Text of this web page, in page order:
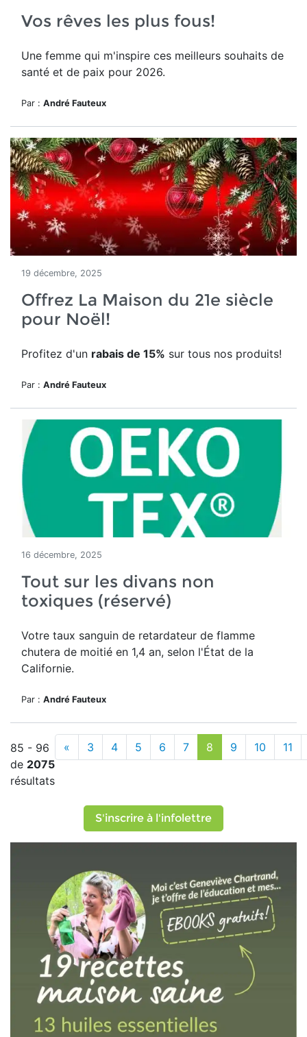
Vos rêves les plus fous!
Une femme qui m'inspire ces meilleurs souhaits de
santé et de paix pour 2026.
Par : André Fauteux
19 décembre, 2025
Offrez La Maison du 21e siècle
pour Noël!
Profitez d'un rabais de 15% sur tous nos produits!
Par : André Fauteux
16 décembre, 2025
Tout sur les divans non
toxiques (réservé)
Votre taux sanguin de retardateur de flamme
chutera de moitié en 1,4 an, selon l'État de la
Californie.
Par : André Fauteux
85 - 96
de 2075
résultats
« 3 4 5 6 7 8 9 10 11
S'inscrire à l'infolettre